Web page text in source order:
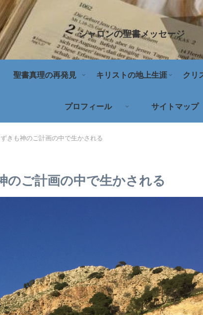
シャロンの聖書メッセージ
聖書真理の再発見 キリストの地上生涯 クリ
プロフィール サイトマップ
きも神のご計画の中で生かされる
のご計画の中で生かされる